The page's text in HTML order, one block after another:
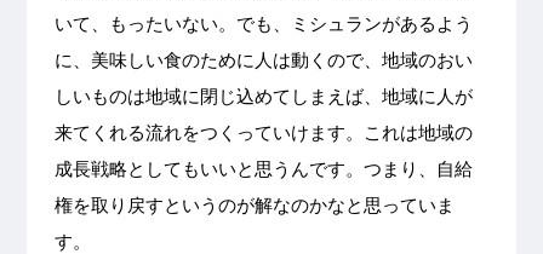
いて、もったいない。でも、ミシュランがあるよう
に、美味しい食のために人は動くので、地域のおい
しいものは地域に閉じ込めてしまえば、地域に人が
来てくれる流れをつくっていけます。これは地域の
成長戦略としてもいいと思うんです。つまり、自給
権を取り戻すというのが解なのかなと思っていま
す。